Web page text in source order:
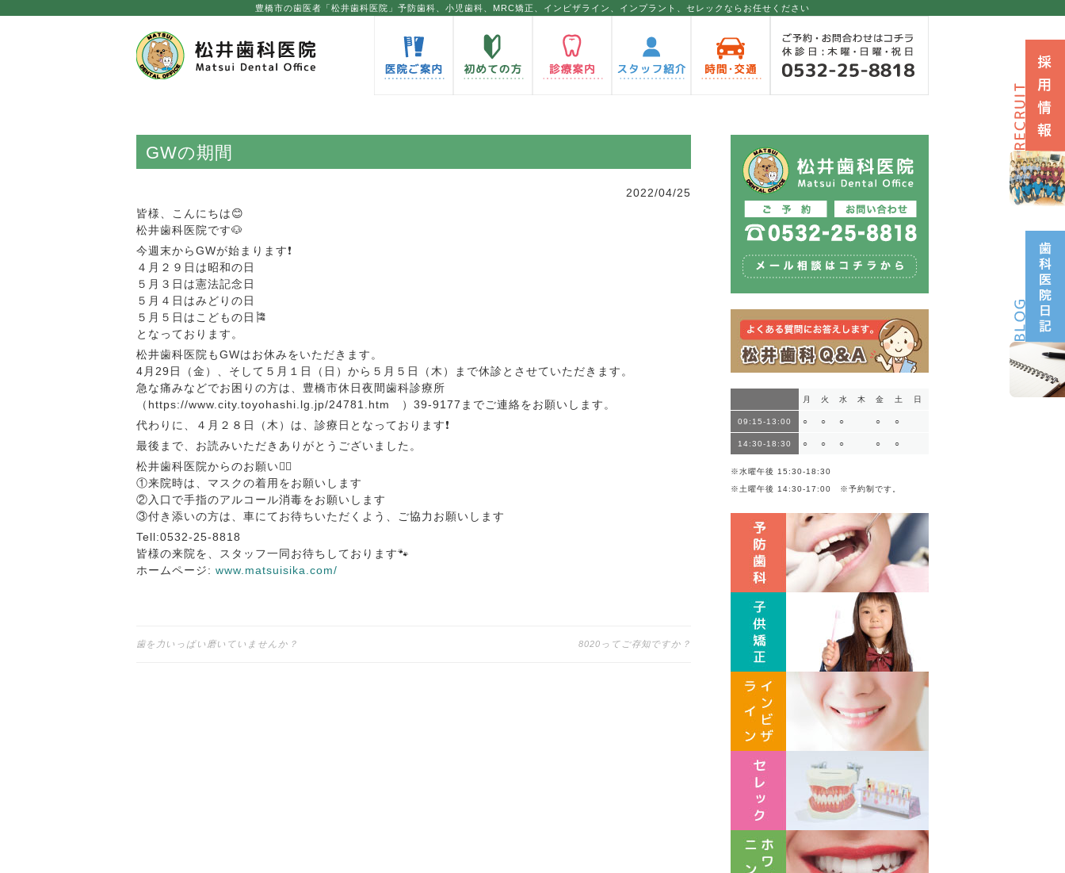
豊橋市の歯医者「松井歯科医院」予防歯科、小児歯科、MRC矯正、インビザライン、インプラント、セレックならお任せください
GWの期間
2022/04/25
皆様、こんにちは😊
松井歯科医院です🐶
今週末からGWが始まります❗️
４月２９日は昭和の日
５月３日は憲法記念日
５月４日はみどりの日
５月５日はこどもの日🎏
となっております。
松井歯科医院もGWはお休みをいただきます。
4月29日（金）、そして５月１日（日）から５月５日（木）まで休診とさせていただきます。
急な痛みなどでお困りの方は、豊橋市休日夜間歯科診療所
（https://www.city.toyohashi.lg.jp/24781.htm ）39-9177までご連絡をお願いします。
代わりに、４月２８日（木）は、診療日となっております❗️
最後まで、お読みいただきありがとうございました。
松井歯科医院からのお願い🙇‍♀️
①来院時は、マスクの着用をお願いします
②入口で手指のアルコール消毒をお願いします
③付き添いの方は、車にてお待ちいただくよう、ご協力お願いします
Tell:0532-25-8818
皆様の来院を、スタッフ一同お待ちしております🐾
ホームページ: www.matsuisika.com/
投
歯を力いっぱい磨いていませんか？ 8020ってご存知ですか？
月 火 水 木 金 土 日
09:15-13:00 ○ ○ ○ ○ ○
14:30-18:30 ○ ○ ○ ○ ○
※水曜午後 15:30-18:30
※土曜午後 14:30-17:00 ※予約制です。